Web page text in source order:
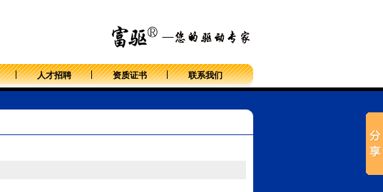
人才招聘 资质证书 联系我们